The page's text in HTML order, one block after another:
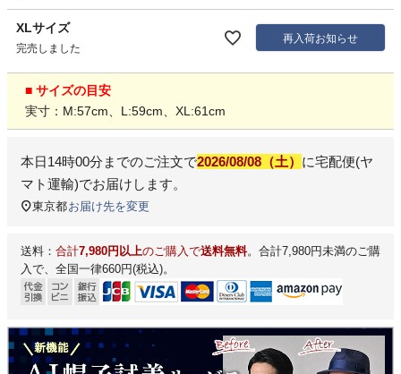
XLサイズ
完売しました
再入荷お知らせ
■ サイズの目安
実寸：M:57cm、L:59cm、XL:61cm
本日14時00分 までのご注文で2026/08/08（土） に宅配便(ヤ
マト運輸)でお届けします。
東京都お届け先を変更
送料： 合計7,980円以上のご購入で送料無料。合計7,980円未満のご購
入で、全国一律660円(税込)。